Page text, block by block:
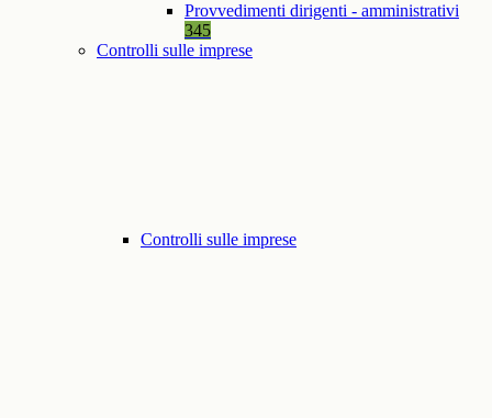
Provvedimenti dirigenti - amministrativi
345
Controlli sulle imprese
Controlli sulle imprese